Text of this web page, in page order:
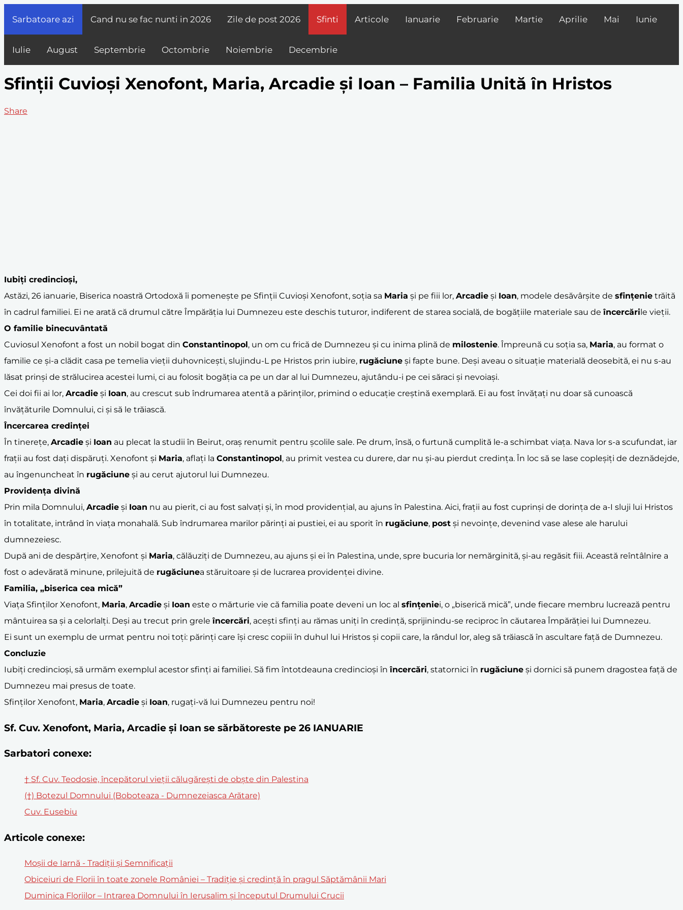
Sarbatoare azi Cand nu se fac nunti in 2026 Zile de post 2026 Sfinti Articole Ianuarie Februarie Martie Aprilie Mai Iunie
Iulie August Septembrie Octombrie Noiembrie Decembrie
Sfinții Cuvioși Xenofont, Maria, Arcadie și Ioan – Familia Unită în Hristos
Share
Iubiți credincioși,
Astăzi, 26 ianuarie, Biserica noastră Ortodoxă îi pomenește pe Sfinții Cuvioși Xenofont, soția sa Maria și pe fiii lor, Arcadie și Ioan, modele desăvârșite de sfințenie trăită
în cadrul familiei. Ei ne arată că drumul către Împărăția lui Dumnezeu este deschis tuturor, indiferent de starea socială, de bogățiile materiale sau de încercările vieții.
O familie binecuvântată
Cuviosul Xenofont a fost un nobil bogat din Constantinopol, un om cu frică de Dumnezeu și cu inima plină de milostenie. Împreună cu soția sa, Maria, au format o
familie ce și-a clădit casa pe temelia vieții duhovnicești, slujindu-L pe Hristos prin iubire, rugăciune și fapte bune. Deși aveau o situație materială deosebită, ei nu s-au
lăsat prinși de strălucirea acestei lumi, ci au folosit bogăția ca pe un dar al lui Dumnezeu, ajutându-i pe cei săraci și nevoiași.
Cei doi fii ai lor, Arcadie și Ioan, au crescut sub îndrumarea atentă a părinților, primind o educație creștină exemplară. Ei au fost învățați nu doar să cunoască
învățăturile Domnului, ci și să le trăiască.
Încercarea credinței
În tinerețe, Arcadie și Ioan au plecat la studii în Beirut, oraș renumit pentru școlile sale. Pe drum, însă, o furtună cumplită le-a schimbat viața. Nava lor s-a scufundat, iar
frații au fost dați dispăruți. Xenofont și Maria, aflați la Constantinopol, au primit vestea cu durere, dar nu și-au pierdut credința. În loc să se lase copleșiți de deznădejde,
au îngenuncheat în rugăciune și au cerut ajutorul lui Dumnezeu.
Providența divină
Prin mila Domnului, Arcadie și Ioan nu au pierit, ci au fost salvați și, în mod providențial, au ajuns în Palestina. Aici, frații au fost cuprinși de dorința de a-I sluji lui Hristos
în totalitate, intrând în viața monahală. Sub îndrumarea marilor părinți ai pustiei, ei au sporit în rugăciune, post și nevoințe, devenind vase alese ale harului
dumnezeiesc.
După ani de despărțire, Xenofont și Maria, călăuziți de Dumnezeu, au ajuns și ei în Palestina, unde, spre bucuria lor nemărginită, și-au regăsit fiii. Această reîntâlnire a
fost o adevărată minune, prilejuită de rugăciunea stăruitoare și de lucrarea providenței divine.
Familia, „biserica cea mică”
Viața Sfinților Xenofont, Maria, Arcadie și Ioan este o mărturie vie că familia poate deveni un loc al sfințeniei, o „biserică mică”, unde fiecare membru lucrează pentru
mântuirea sa și a celorlalți. Deși au trecut prin grele încercări, acești sfinți au rămas uniți în credință, sprijinindu-se reciproc în căutarea Împărăției lui Dumnezeu.
Ei sunt un exemplu de urmat pentru noi toți: părinți care își cresc copiii în duhul lui Hristos și copii care, la rândul lor, aleg să trăiască în ascultare față de Dumnezeu.
Concluzie
Iubiți credincioși, să urmăm exemplul acestor sfinți ai familiei. Să fim întotdeauna credincioși în încercări, statornici în rugăciune și dornici să punem dragostea față de
Dumnezeu mai presus de toate.
Sfinților Xenofont, Maria, Arcadie și Ioan, rugați-vă lui Dumnezeu pentru noi!
Sf. Cuv. Xenofont, Maria, Arcadie și Ioan se sărbătoreste pe 26 IANUARIE
Sarbatori conexe:
† Sf. Cuv. Teodosie, începătorul vieții călugărești de obște din Palestina
(†) Botezul Domnului (Boboteaza - Dumnezeiasca Arătare)
Cuv. Eusebiu
Articole conexe:
Moșii de Iarnă - Tradiții și Semnificații
Obiceiuri de Florii în toate zonele României – Tradiție și credință în pragul Săptămânii Mari
Duminica Floriilor – Intrarea Domnului în Ierusalim și începutul Drumului Crucii